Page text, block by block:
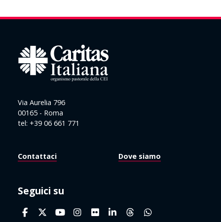
Via Aurelia 796
00165 - Roma
tel: +39 06 661 771
Contattaci Dove siamo
Seguici su